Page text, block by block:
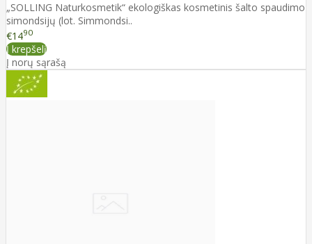
„SOLLING Naturkosmetik“ ekologiškas kosmetinis šalto spaudimo
simondsijų (lot. Simmondsi..
€1490
Į krepšelį
Į norų sąrašą